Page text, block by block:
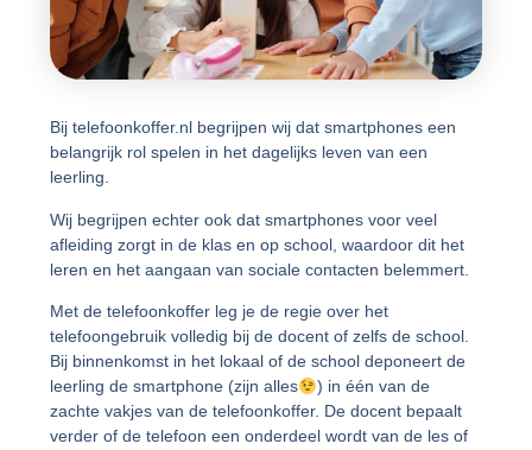
Bij telefoonkoffer.nl begrijpen wij dat smartphones een
belangrijk rol spelen in het dagelijks leven van een
leerling.
Wij begrijpen echter ook dat smartphones voor veel
afleiding zorgt in de klas en op school, waardoor dit het
leren en het aangaan van sociale contacten belemmert.
Met de telefoonkoffer leg je de regie over het
telefoongebruik volledig bij de docent of zelfs de school.
Bij binnenkomst in het lokaal of de school deponeert de
leerling de smartphone (zijn alles
) in één van de
zachte vakjes van de telefoonkoffer. De docent bepaalt
verder of de telefoon een onderdeel wordt van de les of